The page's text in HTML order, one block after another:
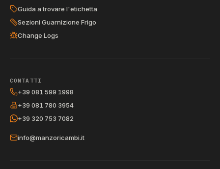
Guida a trovare l'etichetta
Sezioni Guarnizione Frigo
Change Logs
CONTATTI
+39 081 599 1998
+39 081 780 3954
+39 320 753 7082
info@manzoricambi.it